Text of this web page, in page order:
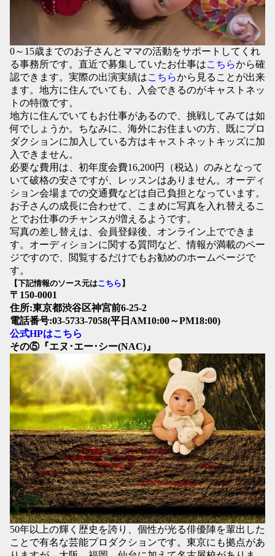
0～15歳までのお子さんとママの活動をサポートしてくれ
る事務所です。直近で募集していたお仕事はこちらから確
認できます。実際の出演実績はこちらから見ることが出来
ます。地方に住んでいても、入会できるのがキャストネッ
トの特徴です。
地方に住んでいてもお仕事があるので、挑戦してみては如
何でしょうか。ちなみに、海外にお住まいの方、既にプロ
ダクションに加入している方はキャストネットキッズに加
入できません。
必要な費用は、初年度会費16,200円（税込）のみとなって
いて破格の安さですが、レッスンはありません。オーディ
ション会場までの交通費などは自己負担となっています。
お子さんの成長に合わせて、こまめに写真を入れ替えるこ
とでお仕事のチャンスが増えるようです。
写真の差し替えは、会員登録後、オンライン上でできま
す。オーディションに関する質問など、情報が満載のペー
ジですので、閲覧するだけでもお勧めのホームページで
す。
【下記情報のソース元はこちら 】
〒150-0001
住所:東京都渋谷区神宮前6-25-2
電話番号:03-5733-7058(平日AM10:00～PM18:00)
公式HPはこちら
その⑤『エヌ･エー･シー(NAC) 』
50年以上の輝く歴史を誇り、個性が光る俳優陣を輩出した
ことで有名な芸能プロダクションです。東京にも拠点があ